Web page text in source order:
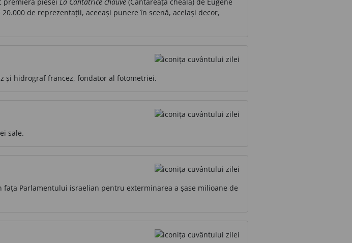
de reprezentații, aceeași punere în scenă, același decor,
și hidrograf francez, fondator al fotometriei.
sale.
Parlamentului israelian pentru exterminarea a șase milioane de